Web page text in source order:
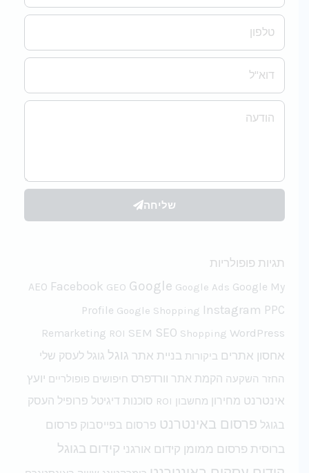
שליחה
תגיות פופולריות
AEO Facebook GEO Google Google Ads Google My
Profile Google Shopping Instagram
Remarketing ROI SEM SEO Shopping WordPress
אחסון אתרים ביקורות בניית אתר גוגל גוגל לעסק שלי
החזר השקעה הקמת אתר וורדפרס חיפושים פופולריים יועץ
אינטרנט מחירון מחשבון ROI סוכנות דיגיטל פרופיל העסק
בגוגל פרסום באינטרנט פרסום בפייסבוק פרסום
ברוסית פרסום ממומן קידום אורגני קידום בגוגל